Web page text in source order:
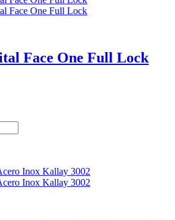
Face One Full Lock